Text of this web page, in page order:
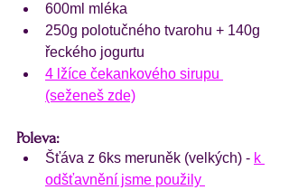
600ml mléka
250g polotučného tvarohu + 140g
řeckého jogurtu
4 lžíce čekankového sirupu
(seženeš zde)
Poleva:
Šťáva z 6ks meruněk (velkých) - k
odšťavnění jsme použily